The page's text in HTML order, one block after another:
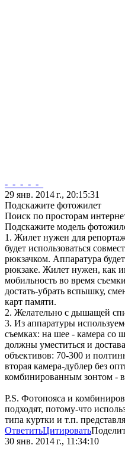
-_-_-_-_-_
29 янв. 2014 г., 20:15:31
Подскажите фотожилет
Поиск по просторам
Подскажите модель
1. Жилет нужен для
будет использоваться
рюкзачком. Аппаратура
рюкзаке. Жилет нужен, как
мобильность во время
достать-убрать вспышку,
карт памяти.
2. Желательно с дышащей
3. Из аппаратуры
съемках: на шее - камера со
должны уместиться и
объективов: 70-300 и
вторая камера-дублер без
комбинированным зонтом -
P.S. Фотопояса и
подходят, потому-что
типа куртки и т.п.
ОтветитьЦитировать
30 янв. 2014 г., 11:34:10